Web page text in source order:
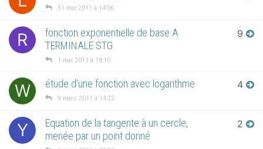
31 mai 2011 à 14:06
R
fonction exponentielle de base A
TERMINALE STG
1 mai 2011 à 18:10
9
W étude d'une fonction avec logarithme
9 mars 2011 à 14:22
4
Y
Equation de la tangente à un cercle,
menée par un point donné
2